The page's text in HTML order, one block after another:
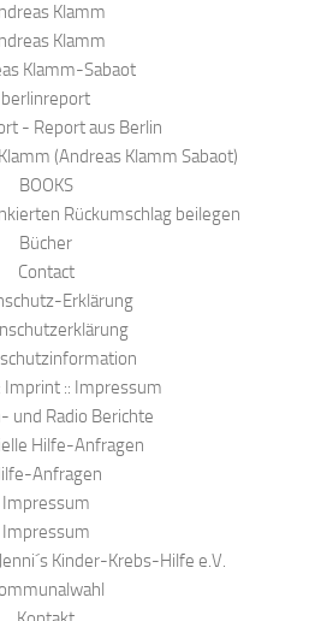
Klamm
Klamm
Klamm-Sabaot
berlinreport
- Report aus Berlin
(Andreas Klamm Sabaot)
BOOKS
Rückumschlag beilegen
Bücher
Contact
Erklärung
Imprint :: Impressum
und Radio Berichte
Hilfe-Anfragen
Anfragen
Impressum
Impressum
Kinder-Krebs-Hilfe e.V.